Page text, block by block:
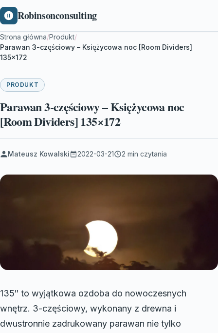
Robinsonconsulting
Strona główna/Produkt/
Parawan 3-częściowy – Księżycowa noc [Room Dividers]
135×172
PRODUKT
Parawan 3-częściowy – Księżycowa noc
[Room Dividers] 135×172
Mateusz Kowalski 2022-03-21 2 min czytania
135″ to wyjątkowa ozdoba do nowoczesnych
wnętrz. 3-częściowy, wykonany z drewna i
dwustronnie zadrukowany parawan nie tylko